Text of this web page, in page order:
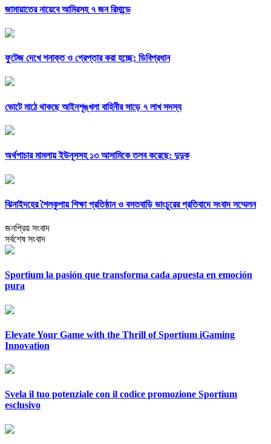
জামায়াতের নায়েবে আমিরসহ ৭ জন রিমান্ডে
ফুটেজ দেখে শনাক্ত ও গ্রেপ্তার করা হচ্ছে: ডিবিপ্রধান
ভোটে মাঠে থাকছে আইনশৃঙ্খলা বাহিনীর সাড়ে ৭ লাখ সদস্য
অর্থপাচার মামলায় ইউনূসসহ ১৩ আসামিকে তলব করেছে: দুদুক
ঝিনাইদহের শৈলকুপায় শিক্ষা প্রতিষ্ঠান ও বসতবাড়ি ভাংচুরের প্রতিবাদে সংবাদ সম্মেলন
জনপ্রিয় সংবাদ
সর্বশেষ সংবাদ
Sportium la pasión que transforma cada apuesta en emoción
pura
Elevate Your Game with the Thrill of Sportium iGaming
Innovation
Svela il tuo potenziale con il codice promozione Sportium
esclusivo